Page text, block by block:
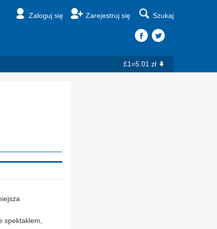
Zaloguj się Zarejestruj się Szukaj
£1=5.01 zł
spektaklem,